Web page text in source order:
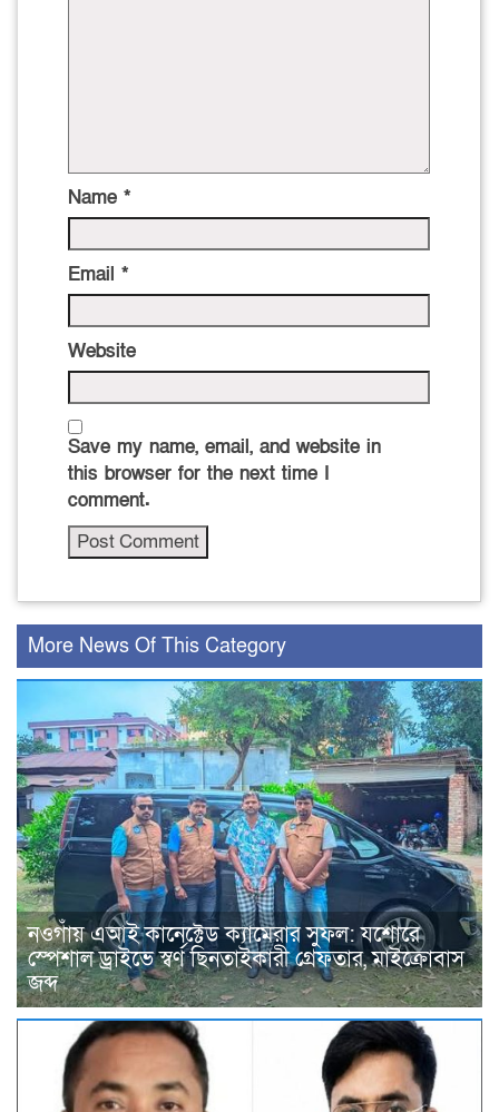
Name *
Email *
Website
Save my name, email, and website in
this browser for the next time I
comment.
More News Of This Category
নওগাঁয় এআই কানেক্টেড ক্যামেরার সুফল: যশোরে
স্পেশাল ড্রাইভে স্বর্ণ ছিনতাইকারী গ্রেফতার, মাইক্রোবাস
জব্দ